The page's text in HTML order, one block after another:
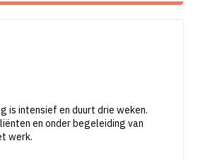
is intensief en duurt drie weken.
en onder begeleiding van
werk.